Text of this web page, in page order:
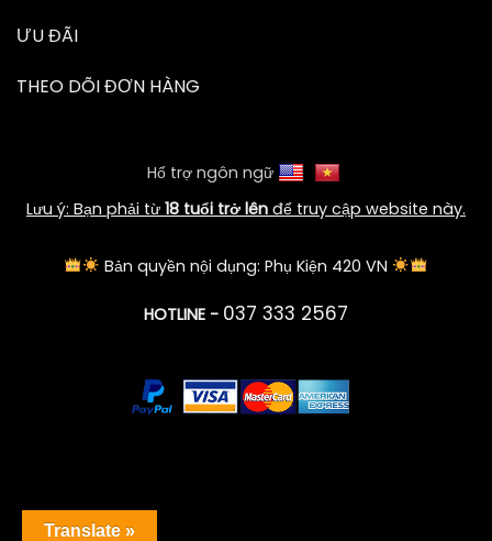
ƯU ĐÃI
THEO DÕI ĐƠN HÀNG
Hổ trợ ngôn ngữ
Lưu ý: Bạn phải từ 18 tuổi trở lên để truy cập website này.
Bản quyền nội dụng: Phụ Kiện 420 VN
HOTLINE - 037 333 2567
Translate »